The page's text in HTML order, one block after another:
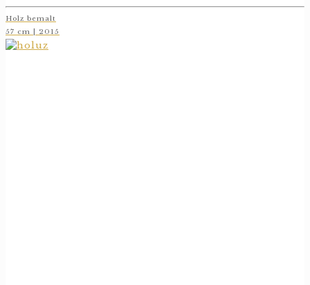
Holz bemalt
57 cm | 2015